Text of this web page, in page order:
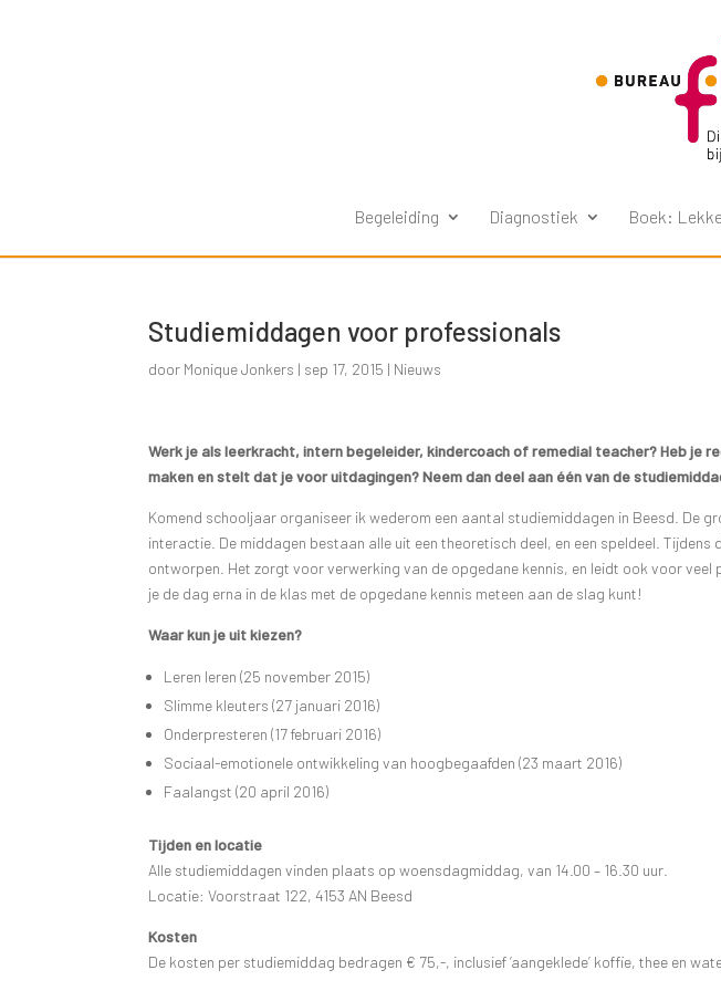
Begeleiding Diagnostiek Boek:
Studiemiddagen voor professionals
door Monique Jonkers | sep 17, 2015 | Nieuws
Werk je als leerkracht, intern begeleider, kindercoach of remedial teacher? Heb je
maken en stelt dat je voor uitdagingen? Neem dan deel aan één van de
Komend schooljaar organiseer ik wederom een aantal studiemiddagen in Beesd. De
interactie. De middagen bestaan alle uit een theoretisch deel, en een speldeel. Tijdens
ontworpen. Het zorgt voor verwerking van de opgedane kennis, en leidt ook voor
je de dag erna in de klas met de opgedane kennis meteen aan de slag kunt!
Waar kun je uit kiezen?
Leren leren (25 november 2015)
Slimme kleuters (27 januari 2016)
Onderpresteren (17 februari 2016)
Sociaal-emotionele ontwikkeling van hoogbegaafden (23 maart 2016)
Faalangst (20 april 2016)
Tijden en locatie
Alle studiemiddagen vinden plaats op woensdagmiddag, van 14.00 – 16.30 uur.
Locatie: Voorstraat 122, 4153 AN Beesd
Kosten
De kosten per studiemiddag bedragen € 75,-, inclusief ‘aangeklede’ koffie, thee en